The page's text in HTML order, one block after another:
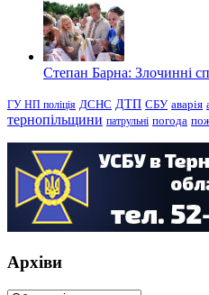
Степан Барна: Злочинні
ГУ НП поліція ДСНС ДТП СБУ аварія
тернопільщини патрульні погода
Архіви